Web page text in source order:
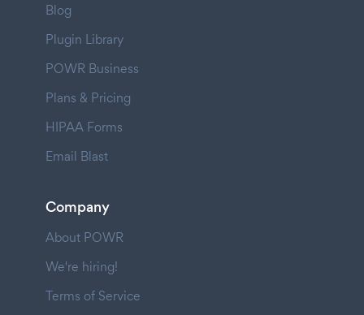
Blog
Plugin Library
POWR Business
Plans & Pricing
HIPAA Forms
Email Blast
Company
About POWR
We're hiring!
Terms of Service